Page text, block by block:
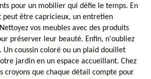
pour un mobilier qui défie le temps. En
peut être capricieux, un entretien
vos meubles avec des produits
préserver leur beauté. Enfin, n'oubliez
Un coussin coloré ou un plaid douillet
jardin en un espace accueillant. Chez
croyons que chaque détail compte pour